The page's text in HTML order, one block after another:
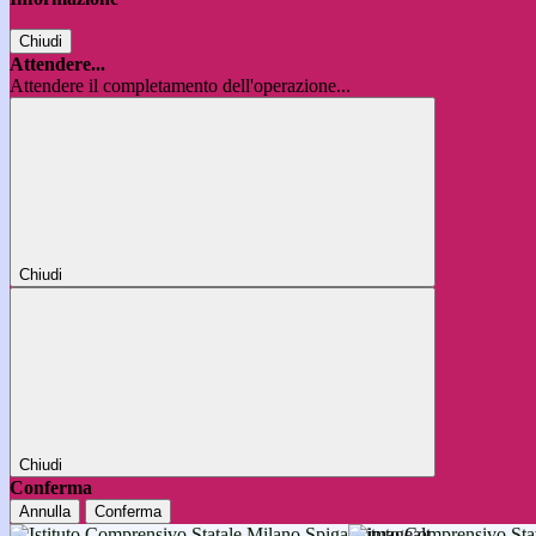
Chiudi
Attendere...
Attendere il completamento dell'operazione...
Chiudi
Chiudi
Conferma
Annulla Conferma